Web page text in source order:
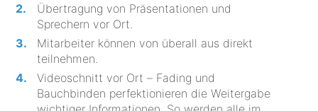
Übertragung von Präsentationen und
Sprechern vor Ort.
Mitarbeiter können von überall aus direkt
teilnehmen.
Videoschnitt vor Ort – Fading und
Bauchbinden perfektionieren die Weitergabe